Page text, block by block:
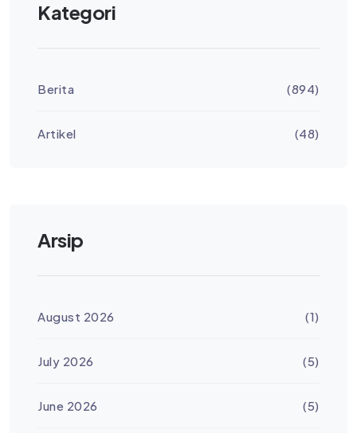
Kategori
Berita (894)
Artikel (48)
Arsip
August 2026 (1)
July 2026 (5)
June 2026 (5)